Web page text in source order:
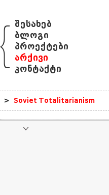
{ შესახებ
ბლოგი
პროექტები
არქივი
კონტაქტი
> Soviet Totalitarianism